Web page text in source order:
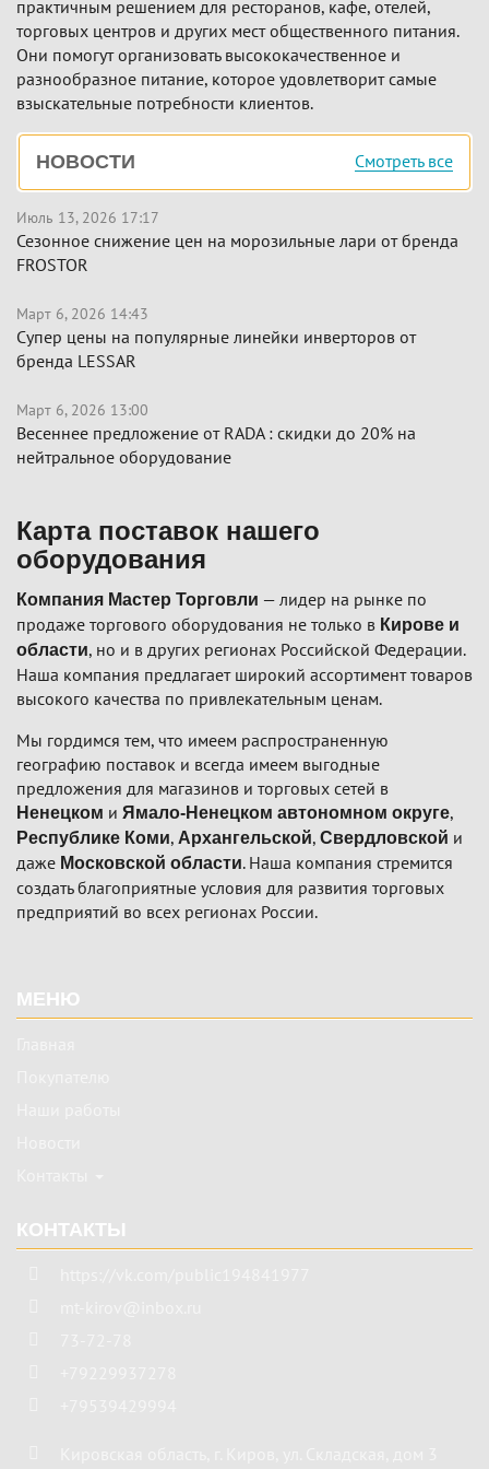
практичным решением для ресторанов, кафе, отелей,
торговых центров и других мест общественного питания.
Они помогут организовать высококачественное и
разнообразное питание, которое удовлетворит самые
взыскательные потребности клиентов.
Боковая
панель
НОВОСТИ Смотреть все
Июль 13, 2026 17:17
Сезонное снижение цен на морозильные лари от бренда
FROSTOR
Март 6, 2026 14:43
Супер цены на популярные линейки инверторов от
бренда LESSAR
Март 6, 2026 13:00
Весеннее предложение от RADA : скидки до 20% на
нейтральное оборудование
Карта поставок нашего
оборудования
Компания Мастер Торговли — лидер на рынке по
продаже торгового оборудования не только в Кирове и
области, но и в других регионах Российской Федерации.
Наша компания предлагает широкий ассортимент товаров
высокого качества по привлекательным ценам.
Мы гордимся тем, что имеем распространенную
географию поставок и всегда имеем выгодные
предложения для магазинов и торговых сетей в
Ненецком и Ямало-Ненецком автономном округе,
Республике Коми, Архангельской, Свердловской и
даже Московской области. Наша компания стремится
создать благоприятные условия для развития торговых
предприятий во всех регионах России.
МЕНЮ
КОНТАКТЫ